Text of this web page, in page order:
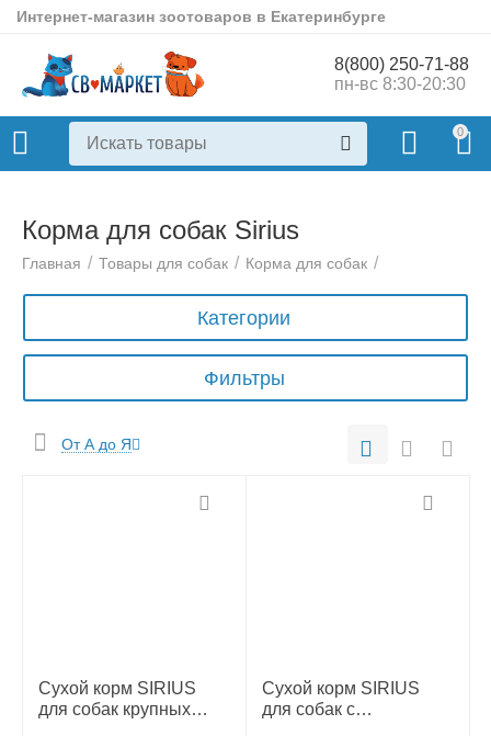
Интернет-магазин зоотоваров в Екатеринбурге
8(800) 250-71-88
пн-вс 8:30-20:30
0
Корма для собак Sirius
Главная / Товары для собак / Корма для собак /
Категории
Фильтры
От А до Я
Сухой корм SIRIUS
для собак крупных
Сухой корм SIRIUS
для собак с